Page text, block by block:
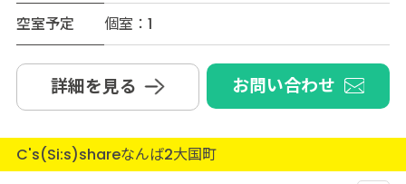
空室予定
個室：1
詳細を見る お問い合わせ
C's(Si:s)shareなんば2大国町